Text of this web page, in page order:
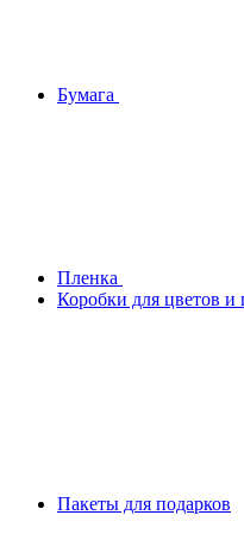
Бумага
Плeнка
Коробки для цветов и
Пакеты для подарков